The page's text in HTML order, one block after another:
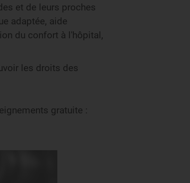
et de leurs proches
adaptée, aide
du confort à l'hôpital,
les droits des
gratuite :